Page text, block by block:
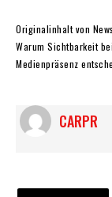
Originalinhalt von
Warum Sichtbarkeit
Medienpräsenz
CARPR